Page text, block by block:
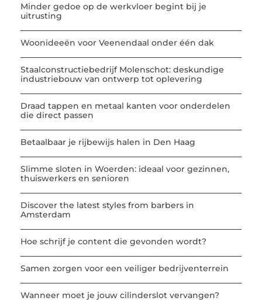
Minder gedoe op de werkvloer begint bij je
uitrusting
Woonideeën voor Veenendaal onder één dak
Staalconstructiebedrijf Molenschot: deskundige
industriebouw van ontwerp tot oplevering
Draad tappen en metaal kanten voor onderdelen
die direct passen
Betaalbaar je rijbewijs halen in Den Haag
Slimme sloten in Woerden: ideaal voor gezinnen,
thuiswerkers en senioren
Discover the latest styles from barbers in
Amsterdam
Hoe schrijf je content die gevonden wordt?
Samen zorgen voor een veiliger bedrijventerrein
Wanneer moet je jouw cilinderslot vervangen?